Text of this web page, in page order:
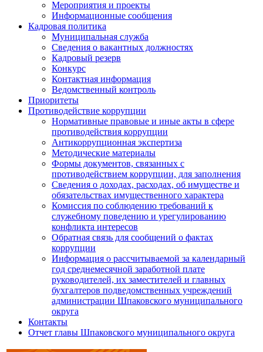
Мероприятия и проекты
Информационные сообщения
Кадровая политика
Муниципальная служба
Сведения о вакантных должностях
Кадровый резерв
Конкурс
Контактная информация
Ведомственный контроль
Приоритеты
Противодействие коррупции
Нормативные правовые и иные акты в сфере
противодействия коррупции
Антикоррупционная экспертиза
Методические материалы
Формы документов, связанных с
противодействием коррупции, для заполнения
Сведения о доходах, расходах, об имуществе и
обязательствах имущественного характера
Комиссия по соблюдению требований к
служебному поведению и урегулированию
конфликта интересов
Обратная связь для сообщений о фактах
коррупции
Информация о рассчитываемой за календарный
год среднемесячной заработной плате
руководителей, их заместителей и главных
бухгалтеров подведомственных учреждений
администрации Шпаковского муниципального
округа
Контакты
Отчет главы Шпаковского муниципального округа